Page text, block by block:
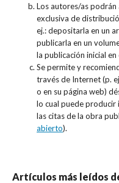
Los autores/as
exclusiva de
ej.: depositarla en un
publicarla en un
la publicación inicial
Se permite y
través de Internet (p.
o en su página web)
lo cual puede
las citas de la obra
abierto).
Artículos más leídos